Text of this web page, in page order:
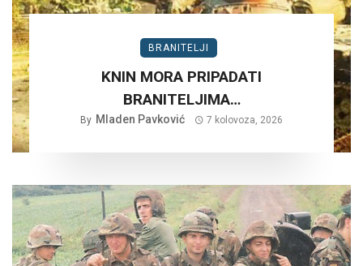
BRANITELJI
KNIN MORA PRIPADATI
BRANITELJIMA…
By Mladen Pavković 7 kolovoza, 2026